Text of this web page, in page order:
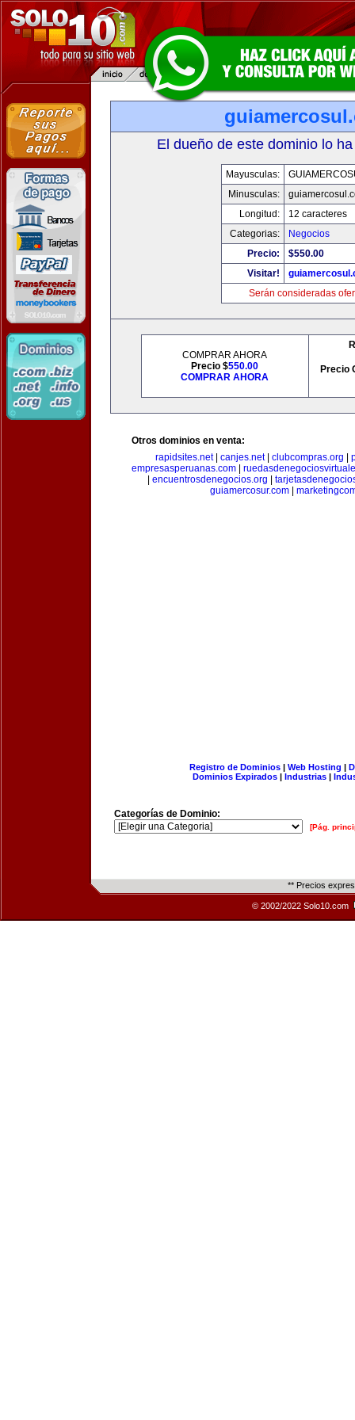
El dueño de este dominio lo
Mayusculas:
Minusculas:
Longitud:
12 caracteres
Categorias:
Negocios
Precio:
$550.00
Visitar!
Serán consideradas
COMPRAR AHORA
Precio $550.00
COMPRAR AHORA
Precio
Otros dominios en venta:
rapidsites.net| canjes.net| clubcompras.org
empresasperuanas.com
encuentrosdenegocios.org
guiamercosur.com
Registro de Dominios| Web Hosting |
Dominios Expirados | Industrias |
Categorías de Dominio:
[Pág.
** Precios
© 2002/2022 Solo10.com